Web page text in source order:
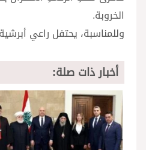
الخروبة.
وللمناسبة، يحتفل راعي
أخبار ذات صلة: